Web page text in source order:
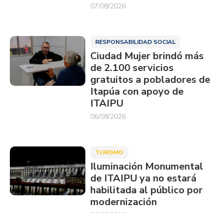
07/08/2026
RESPONSABILIDAD SOCIAL
Ciudad Mujer brindó más
de 2.100 servicios
gratuitos a pobladores de
Itapúa con apoyo de
ITAIPU
06/08/2026
TURISMO
Iluminación Monumental
de ITAIPU ya no estará
habilitada al público por
modernización